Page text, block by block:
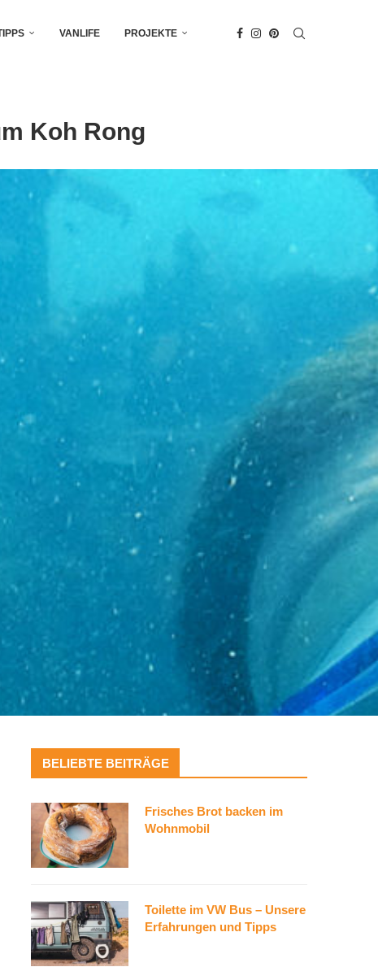
VANLIFE PROJEKTE
Koh Rong
BELIEBTE BEITRÄGE
Frisches Brot backen im
Wohnmobil
Toilette im VW Bus – Unsere
Erfahrungen und Tipps